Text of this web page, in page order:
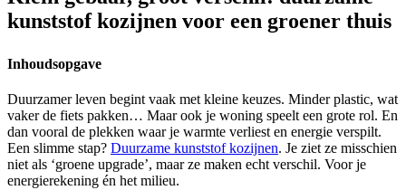
kunststof kozijnen voor een groener thuis
Inhoudsopgave
Duurzamer leven begint vaak met kleine keuzes. Minder plastic, wat
vaker de fiets pakken… Maar ook je woning speelt een grote rol. En
dan vooral de plekken waar je warmte verliest en energie verspilt.
Een slimme stap? Duurzame kunststof kozijnen. Je ziet ze misschien
niet als ‘groene upgrade’, maar ze maken echt verschil. Voor je
energierekening én het milieu.